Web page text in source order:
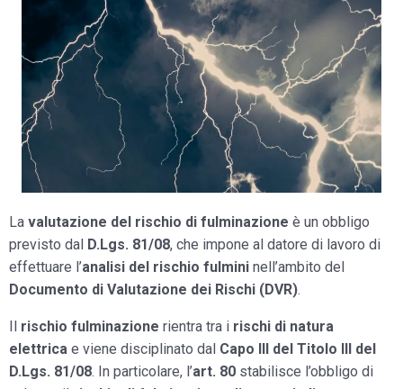
La valutazione del rischio di fulminazione è un obbligo
previsto dal D.Lgs. 81/08, che impone al datore di lavoro di
effettuare l’analisi del rischio fulmini nell’ambito del
Documento di Valutazione dei Rischi (DVR).
Il rischio fulminazione rientra tra i rischi di natura
elettrica e viene disciplinato dal Capo III del Titolo III del
D.Lgs. 81/08. In particolare, l’art. 80 stabilisce l’obbligo di